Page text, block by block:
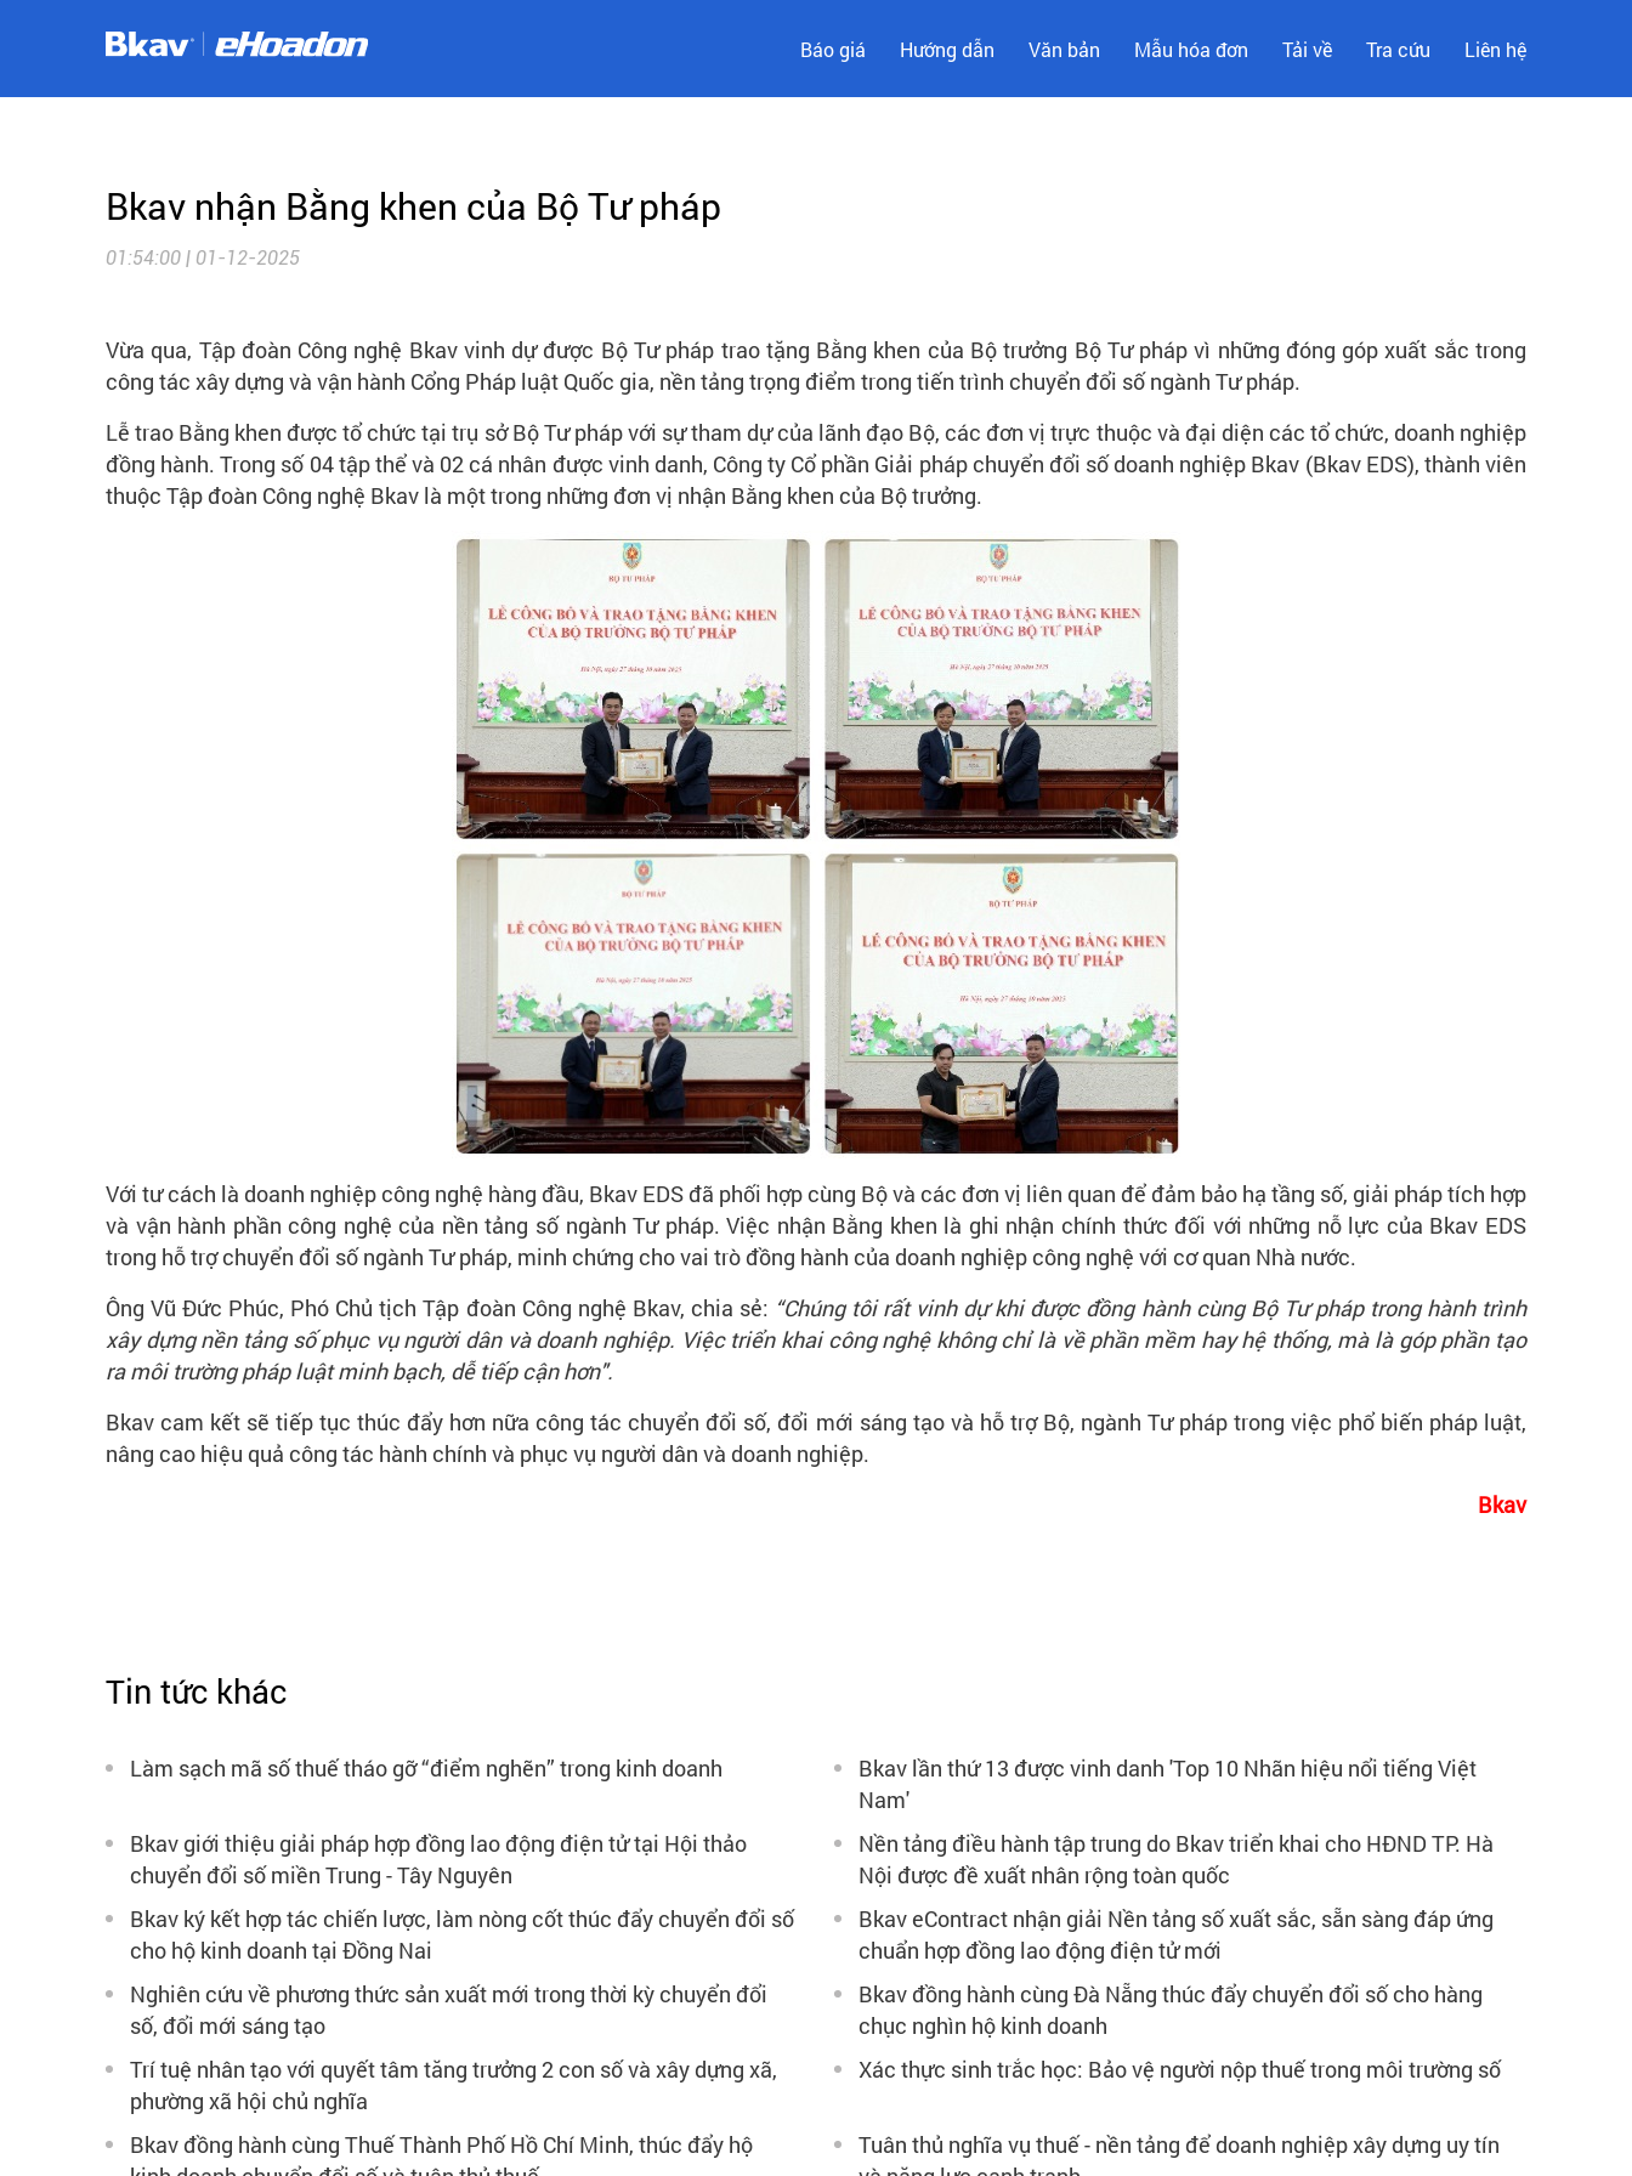
Báo giá Hướng dẫn Văn bản Mẫu hóa đơn Tải về Tra cứu Liên hệ
Bkav nhận Bằng khen của Bộ Tư pháp
01:54:00 | 01-12-2025
Vừa qua, Tập đoàn Công nghệ Bkav vinh dự được Bộ Tư pháp trao tặng Bằng khen của Bộ trưởng Bộ Tư pháp vì những đóng góp xuất sắc trong
công tác xây dựng và vận hành Cổng Pháp luật Quốc gia, nền tảng trọng điểm trong tiến trình chuyển đổi số ngành Tư pháp.
Lễ trao Bằng khen được tổ chức tại trụ sở Bộ Tư pháp với sự tham dự của lãnh đạo Bộ, các đơn vị trực thuộc và đại diện các tổ chức, doanh nghiệp
đồng hành. Trong số 04 tập thể và 02 cá nhân được vinh danh, Công ty Cổ phần Giải pháp chuyển đổi số doanh nghiệp Bkav (Bkav EDS), thành viên
thuộc Tập đoàn Công nghệ Bkav là một trong những đơn vị nhận Bằng khen của Bộ trưởng.
Với tư cách là doanh nghiệp công nghệ hàng đầu, Bkav EDS đã phối hợp cùng Bộ và các đơn vị liên quan để đảm bảo hạ tầng số, giải pháp tích hợp
và vận hành phần công nghệ của nền tảng số ngành Tư pháp. Việc nhận Bằng khen là ghi nhận chính thức đối với những nỗ lực của Bkav EDS
trong hỗ trợ chuyển đổi số ngành Tư pháp, minh chứng cho vai trò đồng hành của doanh nghiệp công nghệ với cơ quan Nhà nước.
Ông Vũ Đức Phúc, Phó Chủ tịch Tập đoàn Công nghệ Bkav, chia sẻ: “Chúng tôi rất vinh dự khi được đồng hành cùng Bộ Tư pháp trong hành trình
xây dựng nền tảng số phục vụ người dân và doanh nghiệp. Việc triển khai công nghệ không chỉ là về phần mềm hay hệ thống, mà là góp phần tạo
ra môi trường pháp luật minh bạch, dễ tiếp cận hơn".
Bkav cam kết sẽ tiếp tục thúc đẩy hơn nữa công tác chuyển đổi số, đổi mới sáng tạo và hỗ trợ Bộ, ngành Tư pháp trong việc phổ biến pháp luật,
nâng cao hiệu quả công tác hành chính và phục vụ người dân và doanh nghiệp.
Bkav
Tin tức khác
Làm sạch mã số thuế tháo gỡ “điểm nghẽn” trong kinh doanh
Bkav lần thứ 13 được vinh danh 'Top 10 Nhãn hiệu nổi tiếng Việt
Nam'
Bkav giới thiệu giải pháp hợp đồng lao động điện tử tại Hội thảo
chuyển đổi số miền Trung - Tây Nguyên
Nền tảng điều hành tập trung do Bkav triển khai cho HĐND TP. Hà
Nội được đề xuất nhân rộng toàn quốc
Bkav ký kết hợp tác chiến lược, làm nòng cốt thúc đẩy chuyển đổi số
cho hộ kinh doanh tại Đồng Nai
Bkav eContract nhận giải Nền tảng số xuất sắc, sẵn sàng đáp ứng
chuẩn hợp đồng lao động điện tử mới
Nghiên cứu về phương thức sản xuất mới trong thời kỳ chuyển đổi
số, đổi mới sáng tạo
Bkav đồng hành cùng Đà Nẵng thúc đẩy chuyển đổi số cho hàng
chục nghìn hộ kinh doanh
Trí tuệ nhân tạo với quyết tâm tăng trưởng 2 con số và xây dựng xã,
phường xã hội chủ nghĩa
Xác thực sinh trắc học: Bảo vệ người nộp thuế trong môi trường số
Bkav đồng hành cùng Thuế Thành Phố Hồ Chí Minh, thúc đẩy hộ
Tuân thủ nghĩa vụ thuế - nền tảng để doanh nghiệp xây dựng uy tín